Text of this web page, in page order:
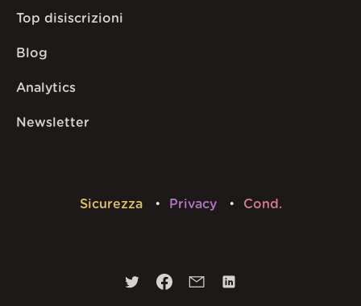
Top disiscrizioni
Blog
Analytics
Newsletter
Sicurezza Privacy Cond.